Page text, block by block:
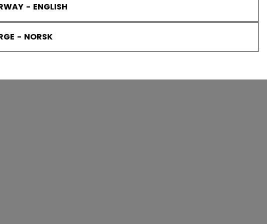
- ENGLISH
- NORSK